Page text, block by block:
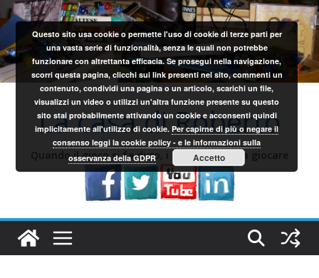
Salta
al
contenuto
La casa di Roberto
Quando il gioco si fa duro, i sardi iniziano a giocare
Questo sito usa cookie o permette l'uso di cookie di terze parti per
una vasta serie di funzionalità, senza le quali non potrebbe
funzionare con altrettanta efficacia. Se prosegui nella navigazione,
scorri questa pagina, clicchi sui link presenti nel sito, commenti un
contenuto, condividi una pagina o un articolo, scarichi un file,
visualizzi un video o utilizzi un'altra funzione presente su questo
sito stai probabilmente attivando un cookie e acconsenti quindi
implicitamente all'utilizzo di cookie.Per capirne di più o negare il
consenso leggi la cookie policy - e le informazioni sulla
osservanza della GDPR
Accetto